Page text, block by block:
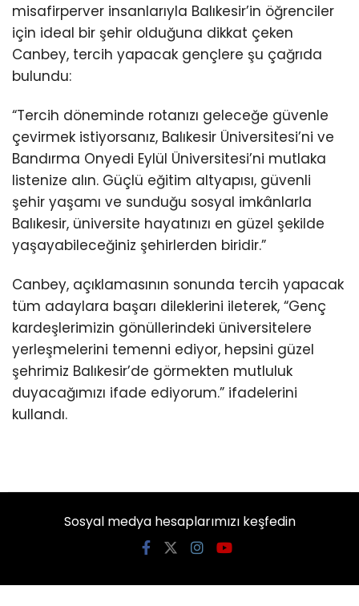
misafirperver insanlarıyla Balıkesir’in öğrenciler
için ideal bir şehir olduğuna dikkat çeken
Canbey, tercih yapacak gençlere şu çağrıda
bulundu:
“Tercih döneminde rotanızı geleceğe güvenle
çevirmek istiyorsanız, Balıkesir Üniversitesi’ni ve
Bandırma Onyedi Eylül Üniversitesi’ni mutlaka
listenize alın. Güçlü eğitim altyapısı, güvenli
şehir yaşamı ve sunduğu sosyal imkânlarla
Balıkesir, üniversite hayatınızı en güzel şekilde
yaşayabileceğiniz şehirlerden biridir.”
Canbey, açıklamasının sonunda tercih yapacak
tüm adaylara başarı dileklerini ileterek, “Genç
kardeşlerimizin gönüllerindeki üniversitelere
yerleşmelerini temenni ediyor, hepsini güzel
şehrimiz Balıkesir’de görmekten mutluluk
duyacağımızı ifade ediyorum.” ifadelerini
kullandı.
Sosyal medya hesaplarımızı keşfedin